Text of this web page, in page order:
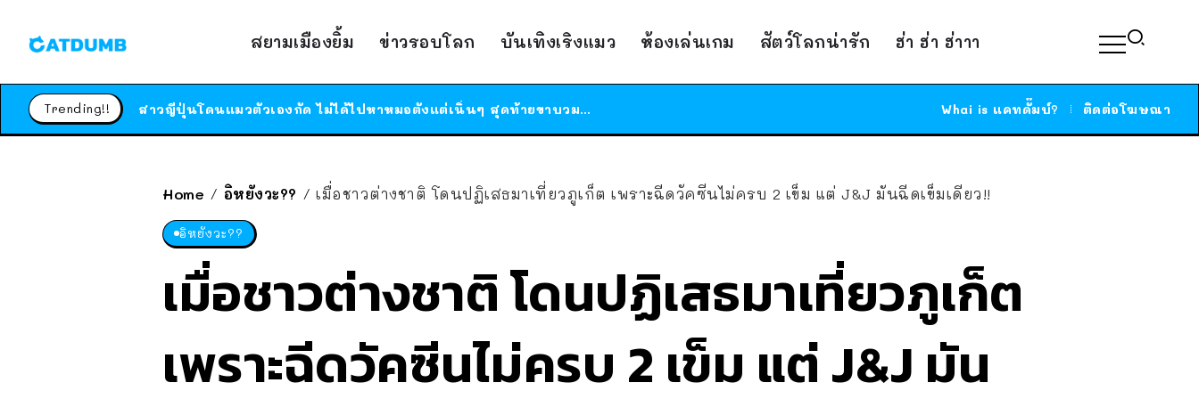
สยามเมืองยิ้ม ข่าวรอบโลก บันเทิงเริงแมว ห้องเล่นเกม สัตว์โลกน่ารัก ฮ่า ฮ่า ฮ่าาา
Trending!!
ร้านอาหารในนิวยอร์กประกาศปิดตัวลง หลังอยู่มานานกว่า 45 ปี ติดป้ายขอบคุณลูกค้าทุกคน แถมสูตรทำไวท์ซอสให้แบบจัดเต็ม
ได้เวลาเด็กหนวดรวมตัว RF Online Next เปิดให้เล่นแล้ว เกม Sci-Fi MMORPG ระดับตำนาน เล่นได้ทั้งมือถือและ PC
สาวญี่ปุ่นโดนแมวตัวเองกัด ไม่ได้ไปหาหมอตั้งแต่เนิ่นๆ สุดท้ายขาบวม กลายเป็นโรคเนื้อเน่า เตือนทาสแมวทั้งหลายให้ระวัง
Whai is แคทดั๊มบ์? ติดต่อโฆษณา
Home / อิหยังวะ?? / เมื่อชาวต่างชาติ โดนปฏิเสธมาเที่ยวภูเก็ต เพราะฉีดวัคซีนไม่ครบ 2 เข็ม แต่ J&J มันฉีดเข็มเดียว!!
อิหยังวะ??
เมื่อชาวต่างชาติ โดนปฏิเสธมาเที่ยวภูเก็ต
เพราะฉีดวัคซีนไม่ครบ 2 เข็ม แต่ J&J มัน